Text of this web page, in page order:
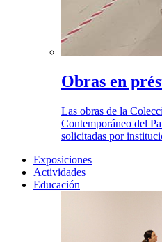
Obras en
Las obras de la
Contemporáneo del
solicitadas por
Exposiciones
Actividades
Educación